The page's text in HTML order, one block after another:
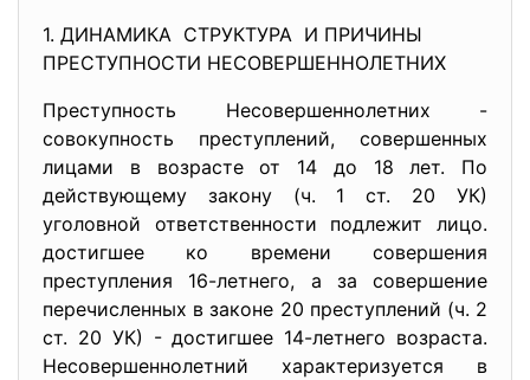
1. ДИНАМИКА СТРУКТУРА И ПРИЧИНЫ
ПРЕСТУПНОСТИ НЕСОВЕРШЕННОЛЕТНИХ
Преступность Несовершеннолетних -
совокупность преступлений, совершенных
лицами в возрасте от 14 до 18 лет. По
действующему закону (ч. 1 ст. 20 УК)
уголовной ответственности подлежит лицо.
достигшее ко времени совершения
преступления 16-летнего, а за совершение
перечисленных в законе 20 преступлений (ч. 2
ст. 20 УК) - достигшее 14-летнего возраста.
Несовершеннолетний характеризуется в